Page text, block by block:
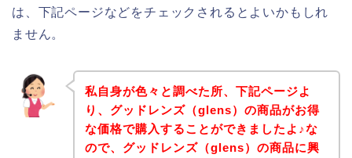
は、下記ページなどをチェックされるとよいかもしれ
ません。
私自身が色々と調べた所、下記ページよ
り、グッドレンズ（glens）の商品がお得
な価格で購入することができましたよ♪な
ので、グッドレンズ（glens）の商品に興